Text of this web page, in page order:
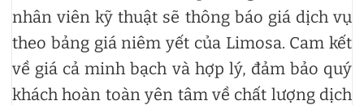
nhân viên kỹ thuật sẽ thông báo giá dịch vụ
theo bảng giá niêm yết của Limosa. Cam kết
về giá cả minh bạch và hợp lý, đảm bảo quý
khách hoàn toàn yên tâm về chất lượng dịch